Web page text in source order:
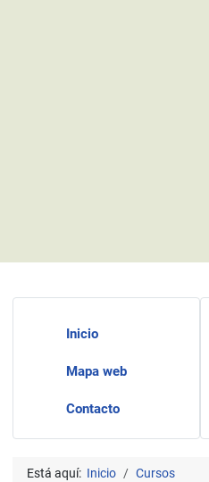
Inicio
Mapa web
Contacto
Está aquí: Inicio
Cursos